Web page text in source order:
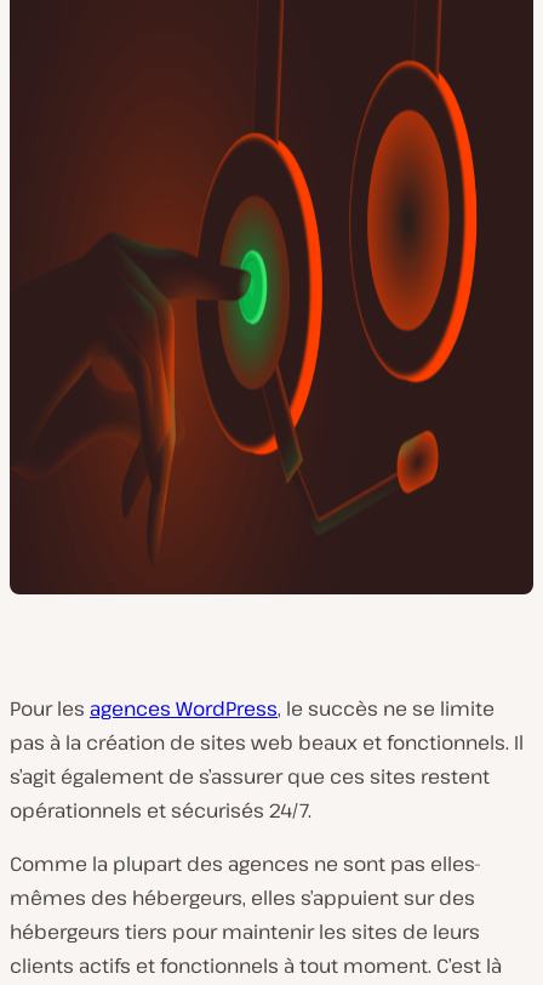
Pour les agences WordPress, le succès ne se limite
pas à la création de sites web beaux et fonctionnels. Il
s’agit également de s’assurer que ces sites restent
opérationnels et sécurisés 24/7.
Comme la plupart des agences ne sont pas elles-
mêmes des hébergeurs, elles s’appuient sur des
hébergeurs tiers pour maintenir les sites de leurs
clients actifs et fonctionnels à tout moment. C’est là